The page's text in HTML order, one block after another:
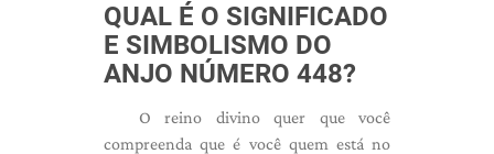
QUAL É O SIGNIFICADO
E SIMBOLISMO DO
ANJO NÚMERO 448?
O reino divino quer que você
compreenda que é você quem está no